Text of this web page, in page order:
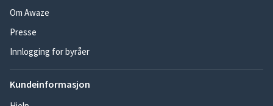
Om Awaze
Presse
Innlogging for byråer
Kundeinformasjon